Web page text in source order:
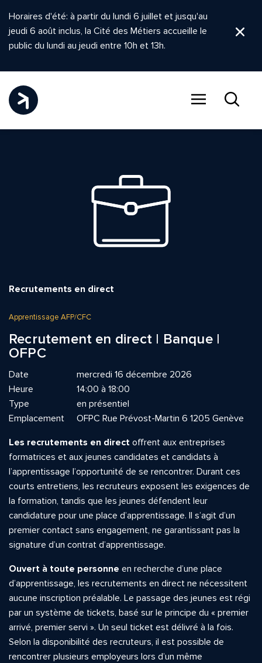
Horaires d'été: à partir du lundi 6 juillet et jusqu'au
jeudi 6 août inclus, la Cité des Métiers accueille le
public du lundi au jeudi entre 10h et 13h.
Recrutements en direct
Apprentissage AFP/CFC
Recrutement en direct | Banque |
OFPC
Date
mercredi 16 décembre 2026
Heure
14:00 à 18:00
Type
en présentiel
Emplacement
OFPC Rue Prévost-Martin 6 1205 Genève
Les recrutements en direct offrent aux entreprises
formatrices et aux jeunes candidates et candidats à
l’apprentissage l’opportunité de se rencontrer. Durant ces
courts entretiens, les recruteurs exposent les exigences de
la formation, tandis que les jeunes défendent leur
candidature pour une place d’apprentissage. Il s’agit d’un
premier contact sans engagement, ne garantissant pas la
signature d’un contrat d’apprentissage.
Ouvert à toute personne en recherche d’une place
d’apprentissage, les recrutements en direct ne nécessitent
aucune inscription préalable. Le passage des jeunes est régi
par un système de tickets, basé sur le principe du « premier
arrivé, premier servi ». Un seul ticket est délivré à la fois.
Selon la disponibilité des recruteurs, il est possible de
rencontrer plusieurs employeurs lors d’un même